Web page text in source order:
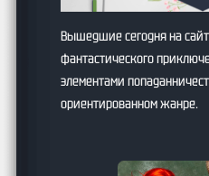
Вышедшие сегодня на
фантастического
элементами
ориентированном жанре.